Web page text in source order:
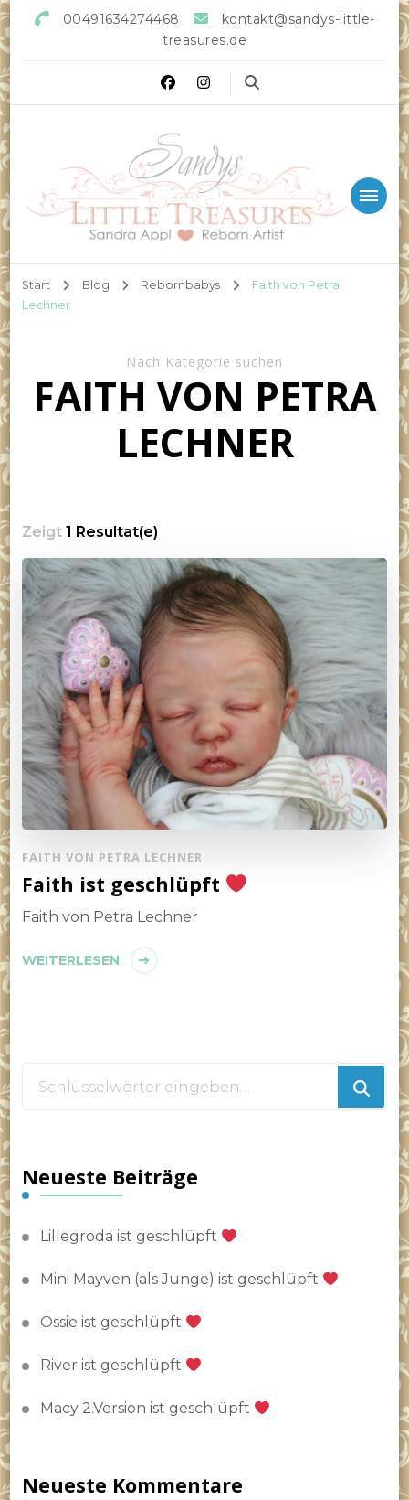
00491634274468
kontakt@sandys-little-
treasures.de
Start Blog Rebornbabys
Faith von Petra
Lechner
Nach Kategorie suchen
FAITH VON PETRA
LECHNER
Zeigt 1 Resultat(e)
FAITH VON PETRA LECHNER
Faith ist geschlüpft
Faith von Petra Lechner
WEITERLESEN
Neueste Beiträge
Lillegroda ist geschlüpft
Mini Mayven (als Junge) ist geschlüpft
Ossie ist geschlüpft
River ist geschlüpft
Macy 2.Version ist geschlüpft
Neueste Kommentare